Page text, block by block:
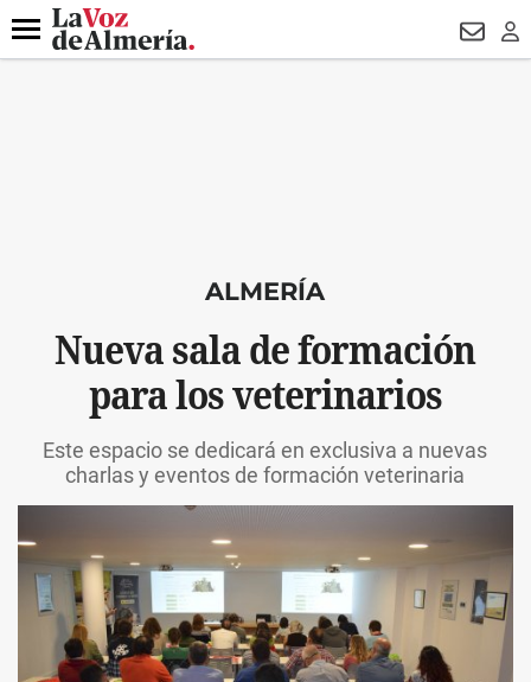
DESTACADO
Menú
ALMERÍA
Nueva sala de formación
para los veterinarios
Este espacio se dedicará en exclusiva a nuevas
charlas y eventos de formación veterinaria